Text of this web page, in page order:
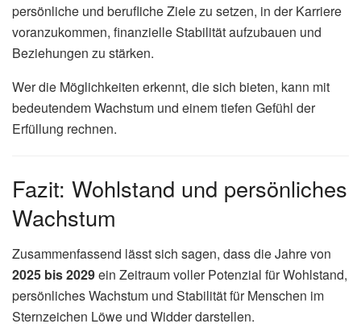
persönliche und berufliche Ziele zu setzen, in der Karriere
voranzukommen, finanzielle Stabilität aufzubauen und
Beziehungen zu stärken.
Wer die Möglichkeiten erkennt, die sich bieten, kann mit
bedeutendem Wachstum und einem tiefen Gefühl der
Erfüllung rechnen.
Fazit: Wohlstand und persönliches
Wachstum
Zusammenfassend lässt sich sagen, dass die Jahre von
2025 bis 2029ein Zeitraum voller Potenzial für Wohlstand,
persönliches Wachstum und Stabilität für Menschen im
Sternzeichen Löwe und Widder darstellen.